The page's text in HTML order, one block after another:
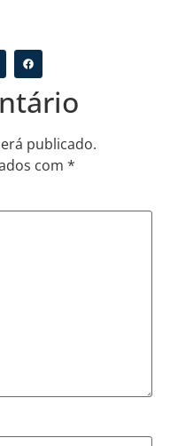
publicado.
com *